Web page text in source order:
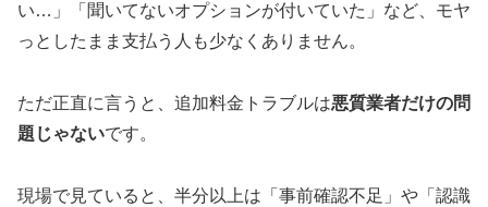
い…」「聞いてないオプションが付いていた」など、モヤ
っとしたまま支払う人も少なくありません。
ただ正直に言うと、追加料金トラブルは悪質業者だけの問
題じゃないです。
現場で見ていると、半分以上は「事前確認不足」や「認識